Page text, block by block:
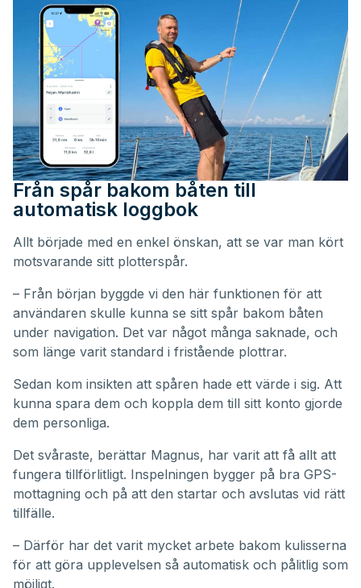
Från spår bakom båten till
automatisk loggbok
Allt började med en enkel önskan, att se var man kört
motsvarande sitt plotterspår.
– Från början byggde vi den här funktionen för att
användaren skulle kunna se sitt spår bakom båten
under navigation. Det var något många saknade, och
som länge varit standard i fristående plottrar.
Sedan kom insikten att spåren hade ett värde i sig. Att
kunna spara dem och koppla dem till sitt konto gjorde
dem personliga.
Det svåraste, berättar Magnus, har varit att få allt att
fungera tillförlitligt. Inspelningen bygger på bra GPS-
mottagning och på att den startar och avslutas vid rätt
tillfälle.
– Därför har det varit mycket arbete bakom kulisserna
för att göra upplevelsen så automatisk och pålitlig som
möjligt.